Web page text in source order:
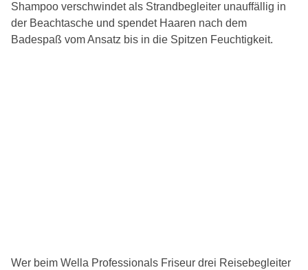
Shampoo verschwindet als Strandbegleiter unauffällig in
der Beachtasche und spendet Haaren nach dem
Badespaß vom Ansatz bis in die Spitzen Feuchtigkeit.
Wer beim Wella Professionals Friseur drei Reisebegleiter